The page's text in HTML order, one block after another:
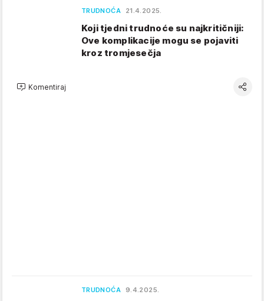
TRUDNOĆA 21.4.2025.
Koji tjedni trudnoće su najkritičniji:
Ove komplikacije mogu se pojaviti
kroz tromjesečja
Komentiraj
TRUDNOĆA 9.4.2025.